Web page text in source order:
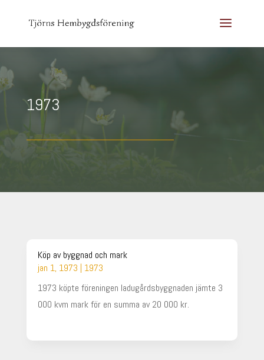
1973
Köp av byggnad och mark
jan 1, 1973 | 1973
1973 köpte föreningen ladugårdsbyggnaden jämte 3
000 kvm mark för en summa av 20 000 kr.